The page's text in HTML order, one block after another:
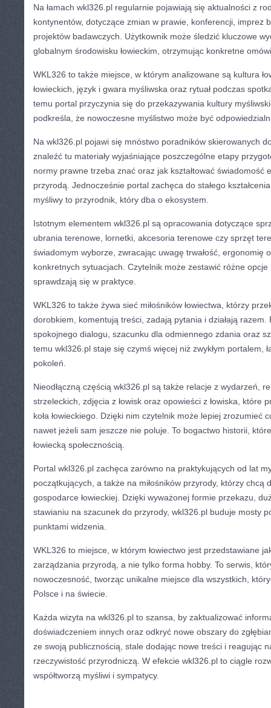
Na łamach wkl326.pl regularnie pojawiają się aktualności z
kontynentów, dotyczące zmian w prawie, konferencji, imprez
projektów badawczych. Użytkownik może śledzić kluczowe
globalnym środowisku łowieckim, otrzymując konkretne
WKL326 to także miejsce, w którym analizowane są kultura
łowieckich, język i gwara myśliwska oraz rytuał podczas
temu portal przyczynia się do przekazywania kultury
podkreśla, że nowoczesne myślistwo może być
Na wkl326.pl pojawi się mnóstwo poradników skierowanych
znaleźć tu materiały wyjaśniające poszczególne etapy
normy prawne trzeba znać oraz jak kształtować świadomość
przyrodą. Jednocześnie portal zachęca do stałego
myśliwy to przyrodnik, który dba o ekosystem.
Istotnym elementem wkl326.pl są opracowania dotyczące
ubrania terenowe, lornetki, akcesoria terenowe czy sprzęt
świadomym wyborze, zwracając uwagę trwałość, ergonomię
konkretnych sytuacjach. Czytelnik może zestawić różne
sprawdzają się w praktyce.
WKL326 to także żywa sieć miłośników łowiectwa, którzy
dorobkiem, komentują treści, zadają pytania i działają razem.
spokojnego dialogu, szacunku dla odmiennego zdania oraz
temu wkl326.pl staje się czymś więcej niż zwykłym portalem,
pokoleń.
Nieodłączną częścią wkl326.pl są także relacje z wydarzeń,
strzeleckich, zdjęcia z łowisk oraz opowieści z łowiska, które
koła łowieckiego. Dzięki nim czytelnik może lepiej zrozumieć
nawet jeżeli sam jeszcze nie poluje. To bogactwo historii,
łowiecką społecznością.
Portal wkl326.pl zachęca zarówno na praktykujących od lat
początkujących, a także na miłośników przyrody, którzy chcą
gospodarce łowieckiej. Dzięki wyważonej formie przekazu,
stawianiu na szacunek do przyrody, wkl326.pl buduje mosty
punktami widzenia.
WKL326 to miejsce, w którym łowiectwo jest przedstawiane
zarządzania przyrodą, a nie tylko forma hobby. To serwis,
nowoczesność, tworząc unikalne miejsce dla wszystkich,
Polsce i na świecie.
Każda wizyta na wkl326.pl to szansa, by zaktualizować
doświadczeniem innych oraz odkryć nowe obszary do
ze swoją publicznością, stale dodając nowe treści i reagując
rzeczywistość przyrodniczą. W efekcie wkl326.pl to ciągle
współtworzą myśliwi i sympatycy.